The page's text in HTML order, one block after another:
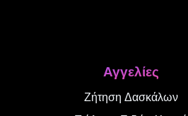
Αγγελίες
Ζήτηση Δασκάλων